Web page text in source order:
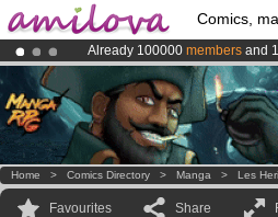
Comics,
Already 100000 members and
AmilovaKickstarter is now LIVE
Premium membership from3.95
Home > Comics Directory > Manga > Les
Favourites Share